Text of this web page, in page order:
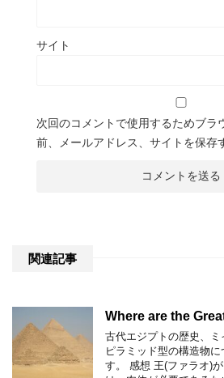
サイト
次回のコメントで使用するためブラ
前、メールアドレス、サイトを保存
関連記事
Where are the
古代エジプトの歴史、
ピラミッド型の構造物
す。 感想 王(ファラオ)